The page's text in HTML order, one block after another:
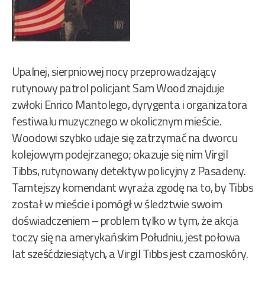
Upalnej, sierpniowej nocy przeprowadzający
rutynowy patrol policjant Sam Wood znajduje
zwłoki Enrico Mantolego, dyrygenta i organizatora
festiwalu muzycznego w okolicznym mieście.
Woodowi szybko udaje się zatrzymać na dworcu
kolejowym podejrzanego; okazuje się nim Virgil
Tibbs, rutynowany detektyw policyjny z Pasadeny.
Tamtejszy komendant wyraża zgodę na to, by Tibbs
został w mieście i pomógł w śledztwie swoim
doświadczeniem – problem tylko w tym, że akcja
toczy się na amerykańskim Południu, jest połowa
lat sześćdziesiątych, a Virgil Tibbs jest czarnoskóry.